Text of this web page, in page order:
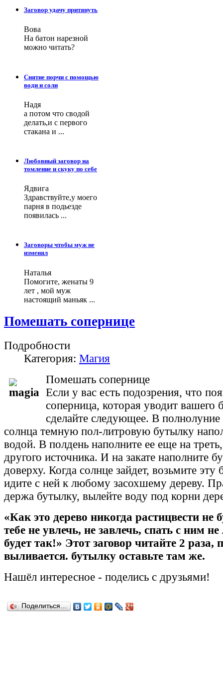
Заговор удачу притянуть
Вова
На батон нарезной
можно читать?
Снятие порчи с помощью
води и соли
Надя
а потом что сводой
делать,и с первого
стакана и ...
Любовный заговор на
томление и скуку по себе
Ядвига
Здравствуйте,у моего
парня в подьезде
появилась ...
Заговоры чтобы муж не
изменял
Наталья
Помогите, женаты 9
лет , мой муж
настоящий маньяк ...
Помешать сопернице
Подробности
Категория: Магия
Помешать сопернице
Если у вас есть подозрения, что
соперница, которая уводит вашего
сделайте следующее. В полнолуние
солнца темную пол-литровую бутылку
водой. В полдень наполните ее еще на
другого источника. И на закате наполните
доверху. Когда солнце зайдет, возьмите эту
идите с ней к любому засохшему дереву.
держа бутылку, вылейте воду под корни
«Как это дерево никогда растицвести не
тебе не увлечь, не завлечь, спать с ним
будет так!» Этот заговор читайте 2 раза,
выливается. бутылку оставьте там же.
Нашёл интересное - поделись с друзьями!
Поделиться…